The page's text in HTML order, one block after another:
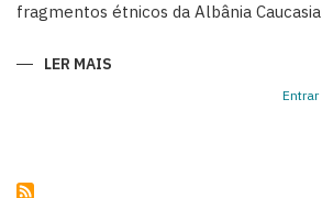
fragmentos étnicos da Albânia
LER MAIS
Entrar